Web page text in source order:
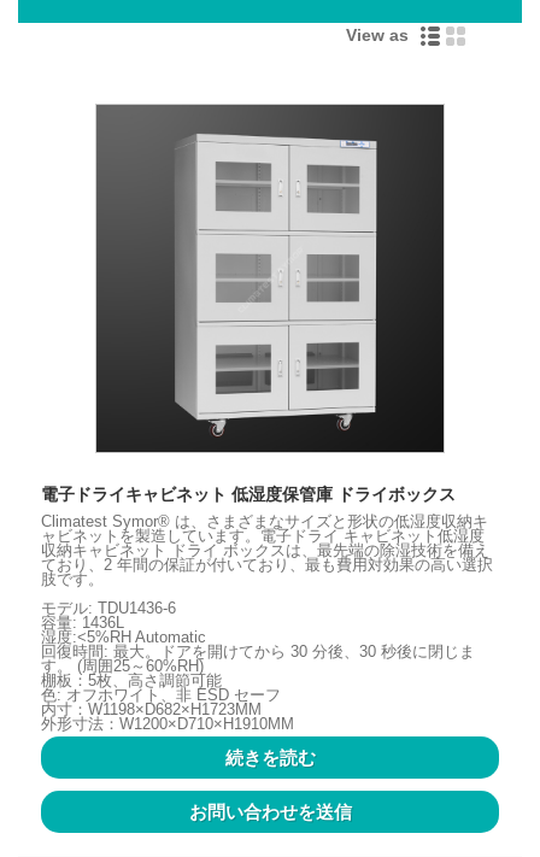
View as
電子ドライキャビネット 低湿度保管庫 ドライボックス
Climatest Symor® は、さまざまなサイズと形状の低湿度収納キ
ャビネットを製造しています。電子ドライ キャビネット低湿度
収納キャビネット ドライ ボックスは、最先端の除湿技術を備え
ており、2 年間の保証が付いており、最も費用対効果の高い選択
肢です。
モデル: TDU1436-6
容量: 1436L
湿度:<5%RH Automatic
回復時間: 最大。ドアを開けてから 30 分後、30 秒後に閉じま
す。 (周囲25～60%RH)
棚板：5枚、高さ調節可能
色: オフホワイト、非 ESD セーフ
内寸：W1198×D682×H1723MM
外形寸法：W1200×D710×H1910MM
続きを読む
お問い合わせを送信